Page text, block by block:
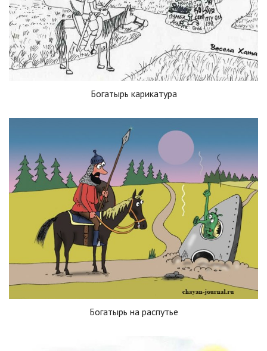
Богатырь карикатура
Богатырь на распутье